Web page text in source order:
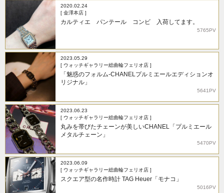
2020.02.24
[ 金澤本店 ]
カルティエ パンテール コンビ 入荷してます。
5765PV
2023.05.29
[ ウォッチギャラリー総曲輪フェリオ店 ]
「魅惑のフォルム-CHANELプルミエールエディションオ
リジナル」
5641PV
2023.06.23
[ ウォッチギャラリー総曲輪フェリオ店 ]
丸みを帯びたチェーンが美しいCHANEL「プルミエール
メタルチェーン」
5470PV
2023.06.09
[ ウォッチギャラリー総曲輪フェリオ店 ]
スクエア型の名作時計 TAG Heuer「モナコ」
5016PV